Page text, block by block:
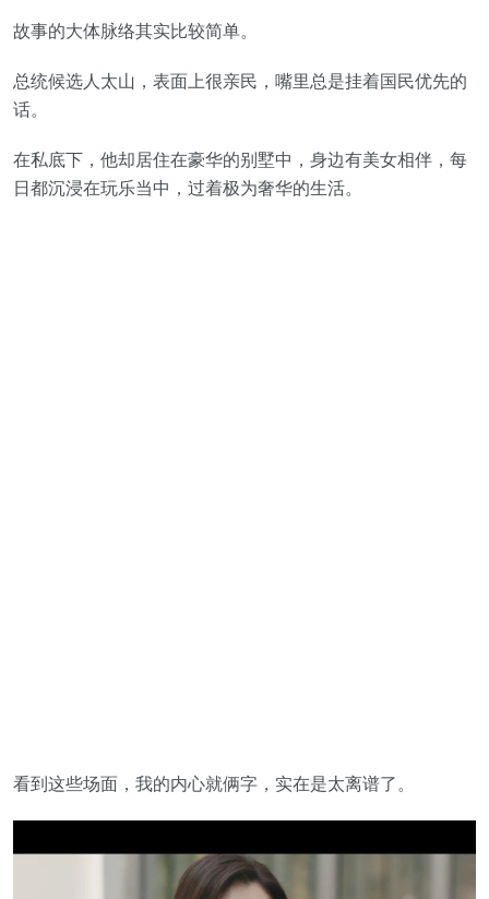
故事的大体脉络其实比较简单。
总统候选人太山，表面上很亲民，嘴里总是挂着国民优先的
话。
在私底下，他却居住在豪华的别墅中，身边有美女相伴，每
日都沉浸在玩乐当中，过着极为奢华的生活。
看到这些场面，我的内心就俩字，实在是太离谱了。